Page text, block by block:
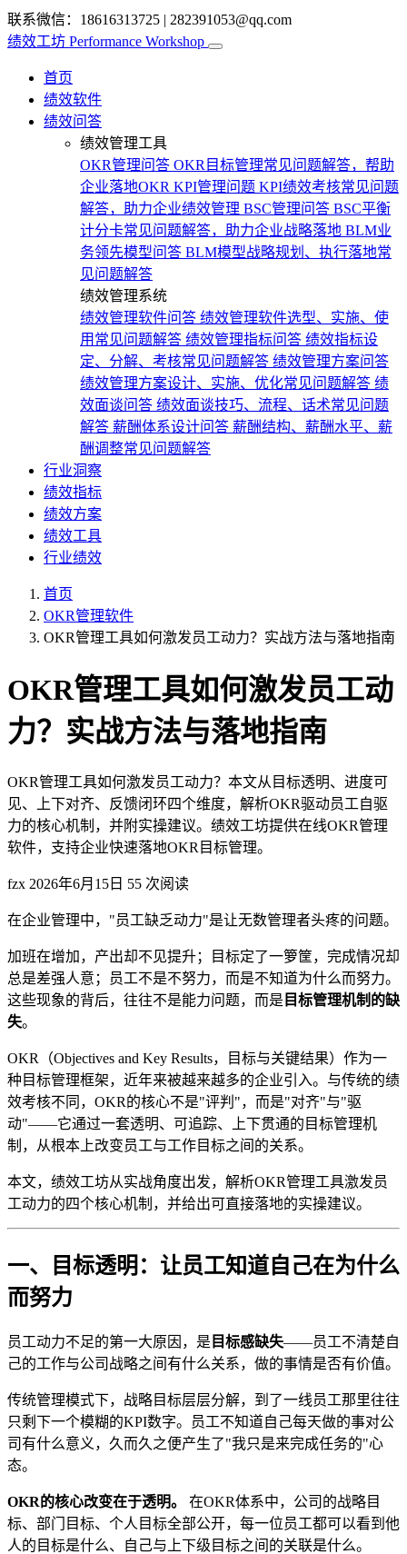
联系微信：18616313725 | 282391053@qq.com
绩效工坊 Performance Workshop
首页
绩效软件
绩效问答
绩效管理工具
OKR管理问答 OKR目标管理常见问题解答，帮助
企业落地OKR KPI管理问题 KPI绩效考核常见问题
解答，助力企业绩效管理 BSC管理问答 BSC平衡
计分卡常见问题解答，助力企业战略落地 BLM业
务领先模型问答 BLM模型战略规划、执行落地常
见问题解答
绩效管理系统
绩效管理软件问答 绩效管理软件选型、实施、使
用常见问题解答 绩效管理指标问答 绩效指标设
定、分解、考核常见问题解答 绩效管理方案问答
绩效管理方案设计、实施、优化常见问题解答 绩
效面谈问答 绩效面谈技巧、流程、话术常见问题
解答 薪酬体系设计问答 薪酬结构、薪酬水平、薪
酬调整常见问题解答
行业洞察
绩效指标
绩效方案
绩效工具
行业绩效
首页
OKR管理软件
OKR管理工具如何激发员工动力？实战方法与落地指南
OKR管理工具如何激发员工动
力？实战方法与落地指南
OKR管理工具如何激发员工动力？本文从目标透明、进度可
见、上下对齐、反馈闭环四个维度，解析OKR驱动员工自驱
力的核心机制，并附实操建议。绩效工坊提供在线OKR管理
软件，支持企业快速落地OKR目标管理。
fzx 2026年6月15日 55 次阅读
在企业管理中，"员工缺乏动力"是让无数管理者头疼的问题。
加班在增加，产出却不见提升；目标定了一箩筐，完成情况却
总是差强人意；员工不是不努力，而是不知道为什么而努力。
这些现象的背后，往往不是能力问题，而是 目标管理机制的缺
失。
OKR（Objectives and Key Results，目标与关键结果）作为一
种目标管理框架，近年来被越来越多的企业引入。与传统的绩
效考核不同，OKR的核心不是"评判"，而是"对齐"与"驱
动"——它通过一套透明、可追踪、上下贯通的目标管理机
制，从根本上改变员工与工作目标之间的关系。
本文，绩效工坊从实战角度出发，解析OKR管理工具激发员
工动力的四个核心机制，并给出可直接落地的实操建议。
一、目标透明：让员工知道自己在为什么
而努力
员工动力不足的第一大原因，是 目标感缺失——员工不清楚自
己的工作与公司战略之间有什么关系，做的事情是否有价值。
传统管理模式下，战略目标层层分解，到了一线员工那里往往
只剩下一个模糊的KPI数字。员工不知道自己每天做的事对公
司有什么意义，久而久之便产生了"我只是来完成任务的"心
态。
OKR的核心改变在于透明。
在OKR体系中，公司的战略目
标、部门目标、个人目标全部公开，每一位员工都可以看到他
人的目标是什么、自己与上下级目标之间的关联是什么。